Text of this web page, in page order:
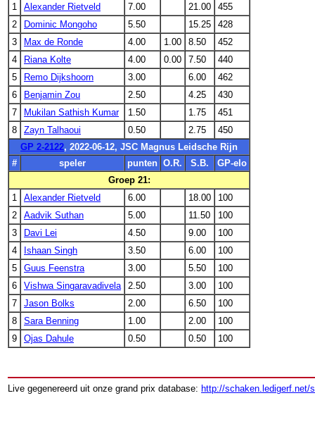
1
Alexander Rietveld 7.00 21.00
455
2
Dominic Mongoho 5.50 15.25
428
3
Max de Ronde 4.00 1.00 8.50
452
4
Riana Kolte 4.00 0.00 7.50
440
5
Remo Dijkshoorn 3.00 6.00
462
6
Benjamin Zou 2.50 4.25
430
7
Mukilan Sathish Kumar 1.50 1.75
451
8
Zayn Talhaoui 0.50 2.75
450
GP 2-2122, 2022-06-12, JSC Magnus Leidsche Rijn
#
speler punten O.R. S.B.
GP-elo
Groep 21:
1
Alexander Rietveld 6.00 18.00
100
2
Aadvik Suthan 5.00 11.50
100
3
Davi Lei 4.50 9.00
100
4
Ishaan Singh 3.50 6.00
100
5
Guus Feenstra 3.00 5.50
100
6
Vishwa Singaravadivela 2.50 3.00
100
7
Jason Bolks 2.00 6.50
100
8
Sara Benning 1.00 2.00
100
9
Ojas Dahule 0.50 0.50 100
Live gegenereerd uit onze grand prix database: http://schaken.ledigerf.net/